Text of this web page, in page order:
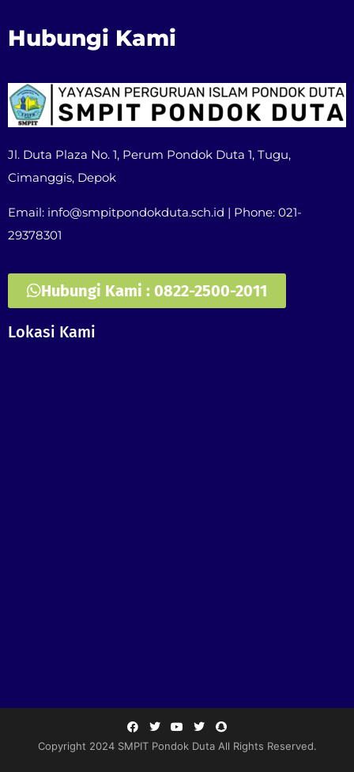
Hubungi Kami
Jl. Duta Plaza No. 1, Perum Pondok Duta 1, Tugu,
Cimanggis, Depok
Email: info@smpitpondokduta.sch.id | Phone: 021-
29378301
Hubungi Kami : 0822-2500-2011
Lokasi Kami
Copyright 2024 SMPIT Pondok Duta All Rights Reserved.